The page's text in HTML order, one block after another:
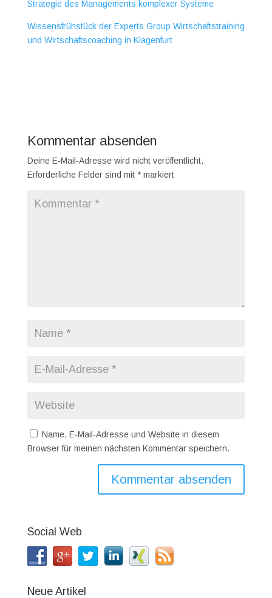
Strategie des Managements komplexer Systeme
Wissensfrühstück der Experts Group Wirtschaftstraining
und Wirtschaftscoaching in Klagenfurt
Kommentar absenden
Deine E-Mail-Adresse wird nicht veröffentlicht.
Erforderliche Felder sind mit *markiert
Name, E-Mail-Adresse und Website in diesem
Browser für meinen nächsten Kommentar speichern.
Social Web
Neue Artikel